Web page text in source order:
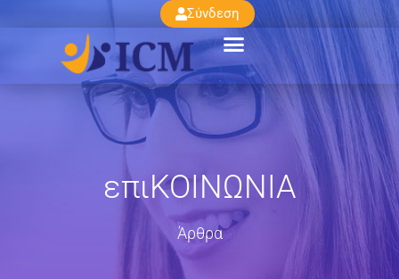
Σύνδεση
επιΚΟΙΝΩΝΙΑ
Άρθρα